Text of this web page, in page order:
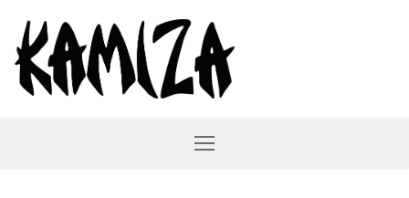
sisältöön